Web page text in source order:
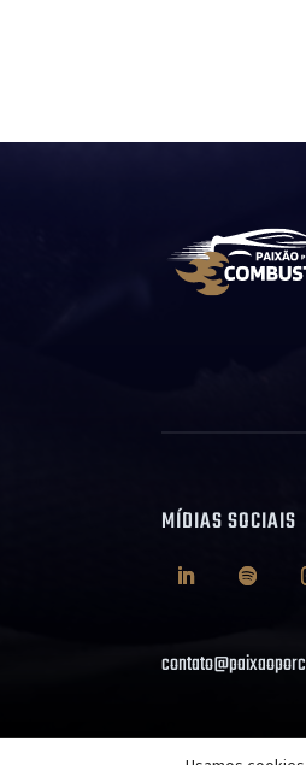
MÍDIAS SOCIAIS